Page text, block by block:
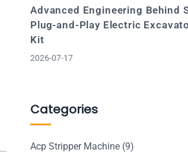
Advanced Engineering Behind
Plug-and-Play Electric
Kit
2026-07-17
Categories
Acp Stripper Machine (9)